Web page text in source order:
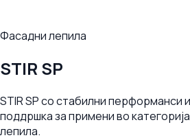
Фасадни лепила
STIR SP
STIR SP со стабилни перформанси
поддршка за примени во
лепила.